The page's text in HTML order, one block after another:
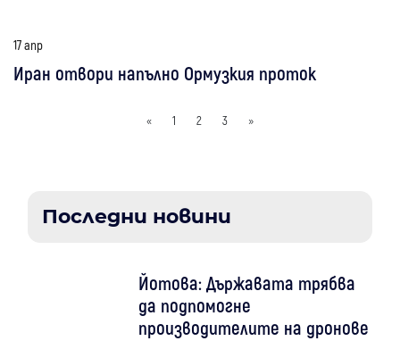
17 апр
Иран отвори напълно Ормузкия проток
« 1 2 3 »
Последни новини
Йотова: Държавата трябва
да подпомогне
производителите на дронове